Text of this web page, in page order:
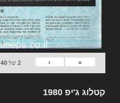
«
‹
2של40
קטלוג ג'יפ 1980